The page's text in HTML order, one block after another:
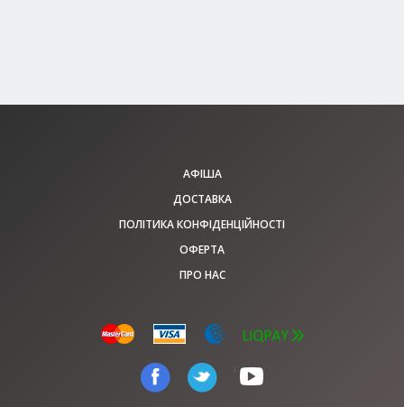
АФІША
ДОСТАВКА
ПОЛІТИКА КОНФІДЕНЦІЙНОСТІ
ОФЕРТА
ПРО НАС